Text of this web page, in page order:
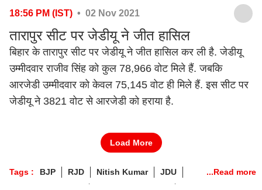
18:56 PM (IST) • 02 Nov 2021
तारापुर सीट पर जेडीयू ने जीत हासिल
बिहार के तारापुर सीट पर जेडीयू ने जीत हासिल कर ली है. जेडीयू
उम्मीदवार राजीव सिंह को कुल 78,966 वोट मिले हैं. जबकि
आरजेडी उम्मीदवार को केवल 75,145 वोट ही मिले हैं. इस सीट पर
जेडीयू ने 3821 वोट से आरजेडी को हराया है.
Load More
Tags : BJP RJD Nitish Kumar
JDU